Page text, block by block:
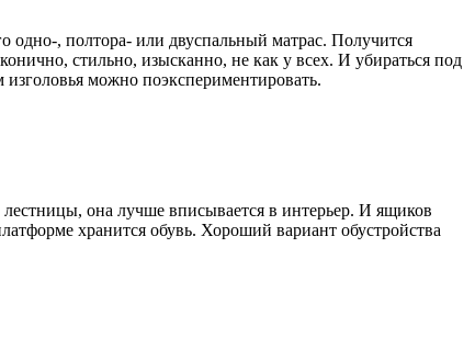
одно-, полтора- или двуспальный матрас. Получится
стильно, изысканно, не как у всех. И убираться под
можно поэкспериментировать.
она лучше вписывается в интерьер. И ящиков
хранится обувь. Хороший вариант обустройства